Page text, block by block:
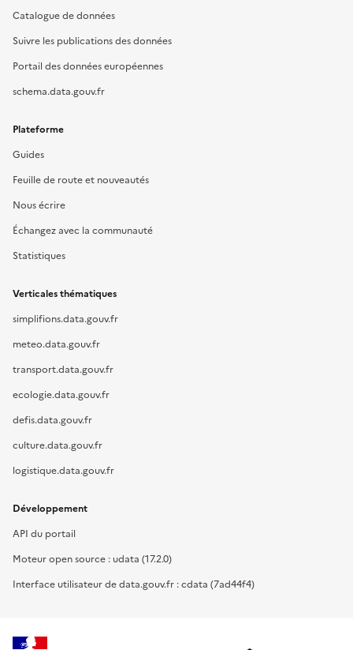
Catalogue de données
Suivre les publications des données
Portail des données européennes
schema.data.gouv.fr
Plateforme
Guides
Feuille de route et nouveautés
Nous écrire
Échangez avec la communauté
Statistiques
Verticales thématiques
simplifions.data.gouv.fr
meteo.data.gouv.fr
transport.data.gouv.fr
ecologie.data.gouv.fr
defis.data.gouv.fr
culture.data.gouv.fr
logistique.data.gouv.fr
Développement
API du portail
Moteur open source : udata (17.2.0)
Interface utilisateur de data.gouv.fr : cdata (7ad44f4)